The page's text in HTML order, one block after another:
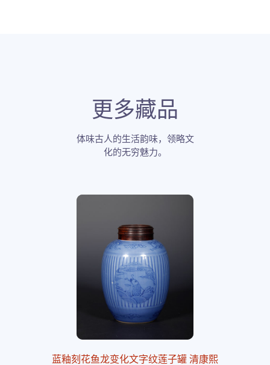
更多藏品
体味古人的生活韵味，领略文
化的无穷魅力。
蓝釉刻花鱼龙变化文字纹莲子罐 清康熙